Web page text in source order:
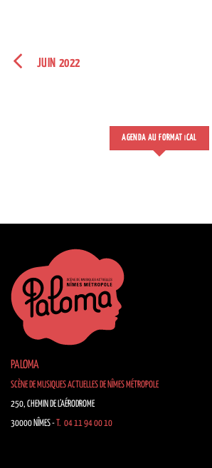
JUIN 2022
AGENDA AU FORMAT CAL
PALOMA
SCÈNE DE MUSIQUES ACTUELLES DE NÎMES MÉTROPOLE
250, CHEMIN DE L’AÉRODROME
30000 NÎMES - T. 04 11 94 00 10